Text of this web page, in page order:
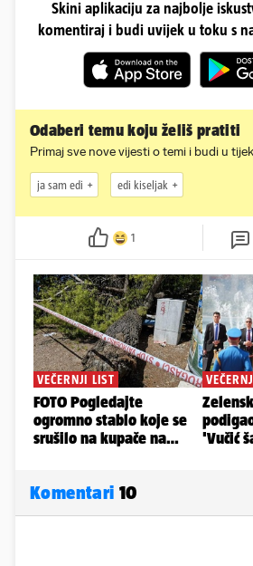
Skini aplikaciju za najbolje
komentiraj i budi uvijek u toku s
Odaberi temu koju želiš pratiti
Primaj sve nove vijesti o temi i budi u
ja sam edi edi kiseljak
1
Komentari 10